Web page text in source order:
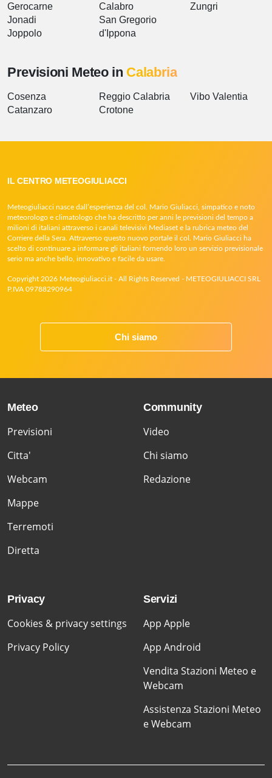
Gerocarne
Jonadi
Joppolo
Calabro
San Gregorio
d'Ippona
Zungri
Previsioni Meteo in Calabria
Cosenza
Catanzaro
Reggio Calabria
Crotone
Vibo Valentia
IL CENTRO METEOGIULIACCI
Meteogiuliacci nasce dall’esperienza del col. Mario Giuliacci, simpatico e noto
meteorologo e climatologo che ha descritto per anni le previsioni del tempo a
milioni di italiani attraverso i canali televisivi Mediaset e la rubrica meteo del
Corriere della Sera. Attraverso questo nuovo portale il col. Mario Giuliacci ha
scelto di continuare a informare gli italiani fornendo loro un servizio previsionale
serio ma anche bello, innovativo e facile da usare.
Copyright 2026 Meteogiuliacci.it - All Rights Reserved - METEOGIULIACCI SRL
P.IVA 09788290964
Chi siamo
Meteo
Previsioni
Citta'
Webcam
Mappe
Terremoti
Diretta
Community
Video
Chi siamo
Redazione
Privacy
Cookies & privacy settings
Privacy Policy
Servizi
App Apple
App Android
Vendita Stazioni Meteo e
Webcam
Assistenza Stazioni Meteo
e Webcam